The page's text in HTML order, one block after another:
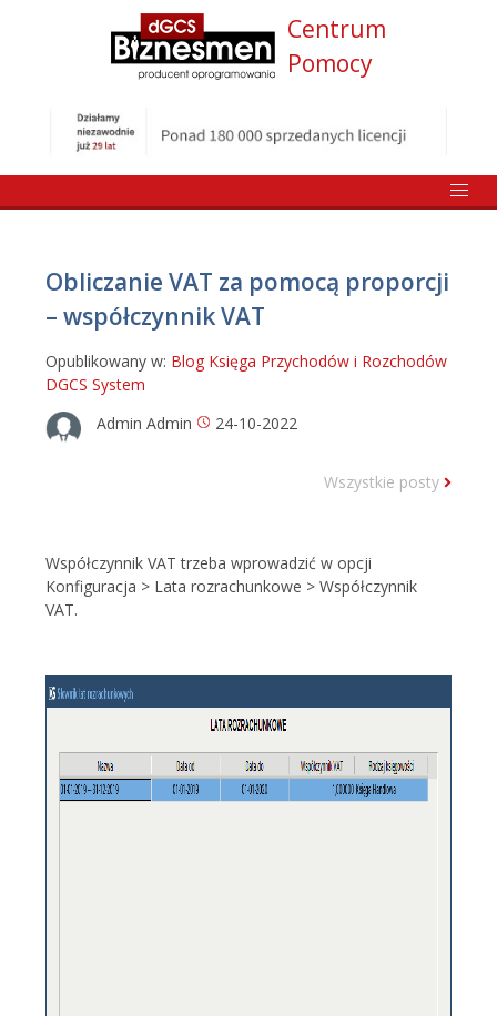
Centrum
Pomocy
Obliczanie VAT za pomocą proporcji
– współczynnik VAT
Opublikowany w: Blog Księga Przychodów i Rozchodów
DGCS System
Admin Admin
24-10-2022
Wszystkie posty
Współczynnik VAT trzeba wprowadzić w opcji
Konfiguracja > Lata rozrachunkowe > Współczynnik
VAT.